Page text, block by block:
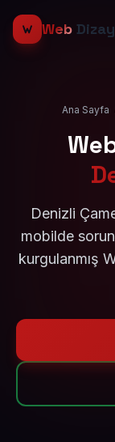
Web
Ana Sayfa
Denizli
mobilde
kurgulanmış